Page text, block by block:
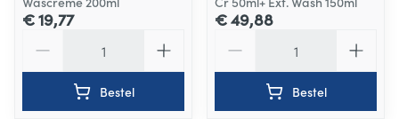
€ 19,77
Bestel
€ 49,88
Bestel